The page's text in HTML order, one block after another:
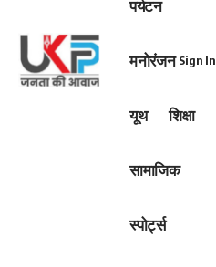
पर्यटन
मनोरंजन
यूथ शिक्षा
सामाजिक
स्पोर्ट्स
Sign In